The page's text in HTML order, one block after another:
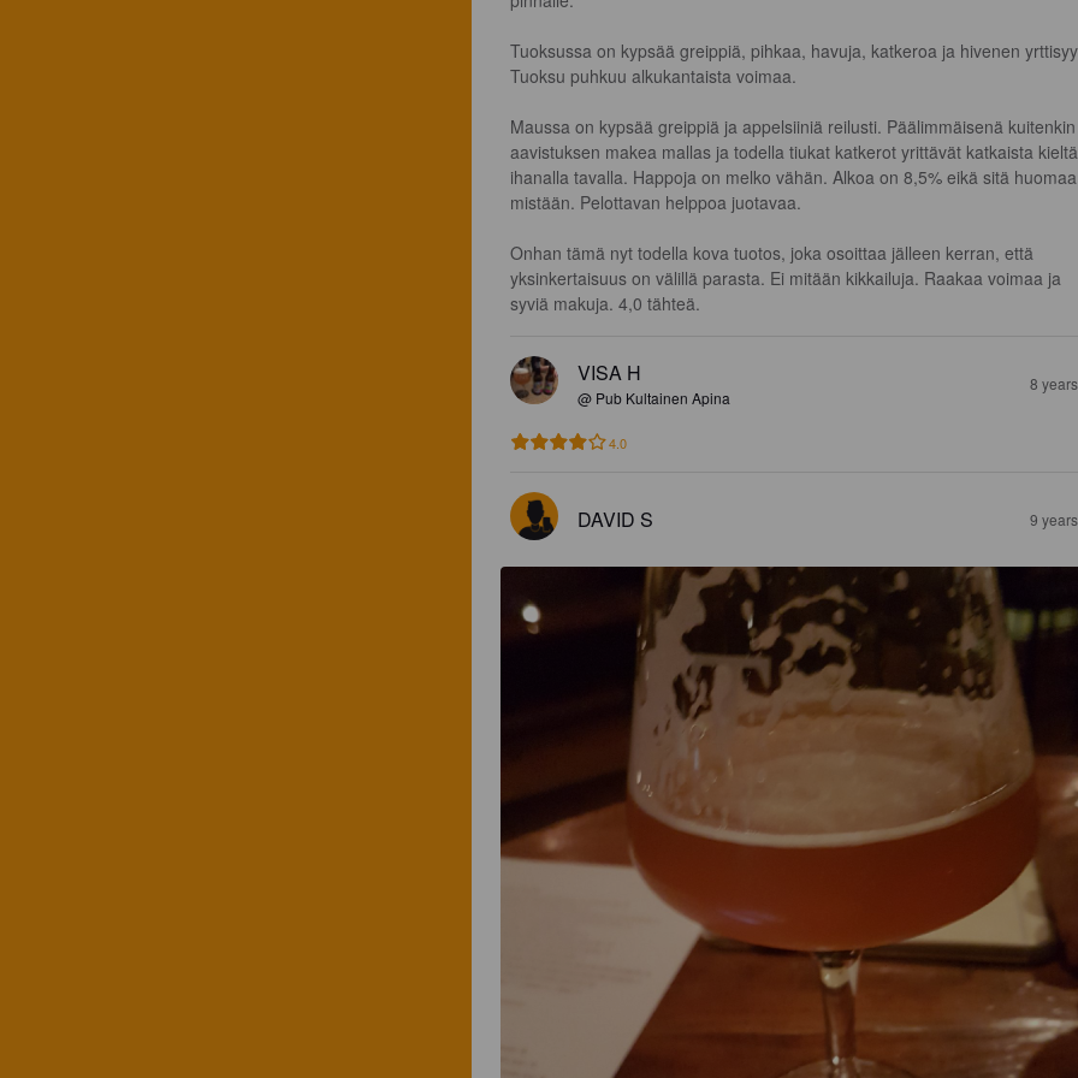
Tuoksussa on kypsää greippiä, pihkaa, havuja, katkeroa ja hivenen
Tuoksu puhkuu alkukantaista voimaa.
Maussa on kypsää greippiä ja appelsiiniä reilusti. Päälimmäisenä kuitenkin
aavistuksen makea mallas ja todella tiukat katkerot yrittävät katkaista
ihanalla tavalla. Happoja on melko vähän. Alkoa on 8,5% eikä sitä huomaa
mistään. Pelottavan helppoa juotavaa.
Onhan tämä nyt todella kova tuotos, joka osoittaa jälleen kerran, että
yksinkertaisuus on välillä parasta. Ei mitään kikkailuja. Raakaa voimaa ja
syviä makuja. 4,0 tähteä.
VISA H
@ Pub Kultainen Apina
8
4.0
DAVID S 9